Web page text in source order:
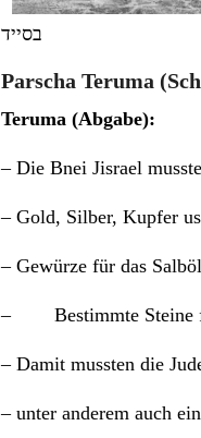
בסייד
Parscha Teruma
Teruma (Abgabe):
– Die Bnei Jisrael
– Gold, Silber, Kupfer
– Gewürze für das
– Bestimmte Steine für
– Damit mussten die
– unter anderem auch